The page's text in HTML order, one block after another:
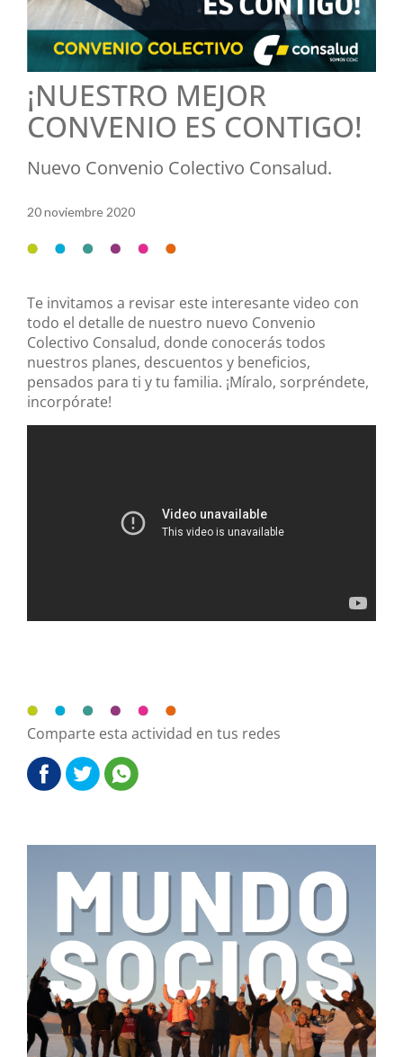
¡NUESTRO MEJOR
CONVENIO ES CONTIGO!
Nuevo Convenio Colectivo Consalud.
20 noviembre 2020
Te invitamos a revisar este interesante video con
todo el detalle de nuestro nuevo Convenio
Colectivo Consalud, donde conocerás todos
nuestros planes, descuentos y beneficios,
pensados para ti y tu familia. ¡Míralo, sorpréndete,
incorpórate!
Comparte esta actividad en tus redes